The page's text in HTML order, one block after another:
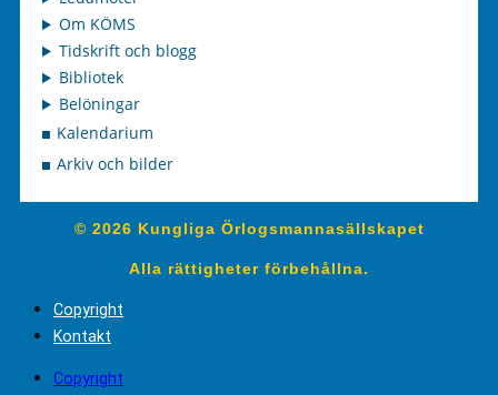
Om KÖMS
Tidskrift och blogg
Bibliotek
Belöningar
Kalendarium
Arkiv och bilder
© 2026 Kungliga Örlogsmannasällskapet
Alla rättigheter förbehållna.
Copyright
Kontakt
Copyright